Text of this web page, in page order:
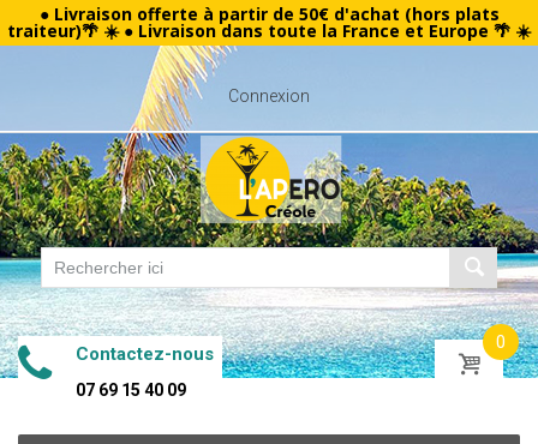
● Livraison offerte à partir de 50€ d'achat (hors plats
traiteur)🌴 ☀️ ● Livraison dans toute la France et Europe 🌴 ☀️
Connexion
Contactez-nous
07 69 15 40 09
0